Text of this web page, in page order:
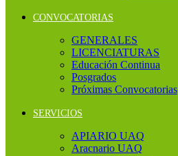
CONVOCATORIAS
GENERALES
LICENCIATURAS
Educación Continua
Posgrados
Próximas Convocatorias
SERVICIOS
APIARIO UAQ
Aracnario UAQ